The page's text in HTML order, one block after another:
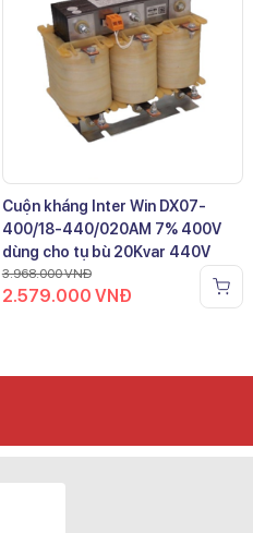
Cuộn kháng Inter Win DX07-
400/18-440/020AM 7% 400V
dùng cho tụ bù 20Kvar 440V
3.968.000VNĐ
2.579.000 VNĐ